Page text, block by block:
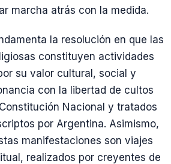
marcha atrás con la medida.
la resolución en que las
constituyen actividades
su valor cultural, social y
con la libertad de cultos
Nacional y tratados
por Argentina. Asimismo,
manifestaciones son viajes
realizados por creyentes de